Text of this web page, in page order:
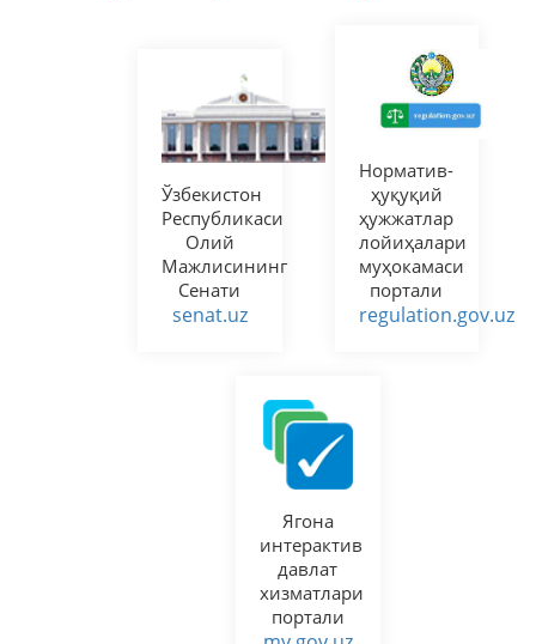
Ўзбекистон
Республикаси
Олий
Мажлисининг
Сенати
senat.uz
Норматив-
ҳуқуқий
ҳужжатлар
лойиҳалари
муҳокамаси
портали
regulation.gov.uz
Ягона
интерактив
давлат
хизматлари
портали